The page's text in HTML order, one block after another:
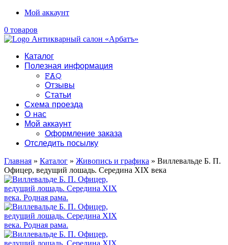
Мой аккаунт
0 товаров
Каталог
Полезная информация
FAQ
Отзывы
Статьи
Схема проезда
О нас
Мой аккаунт
Оформление заказа
Отследить посылку
Главная » Каталог » Живопись и графика » Виллевальде Б. П.
Офицер, ведущий лошадь. Середина XIX века